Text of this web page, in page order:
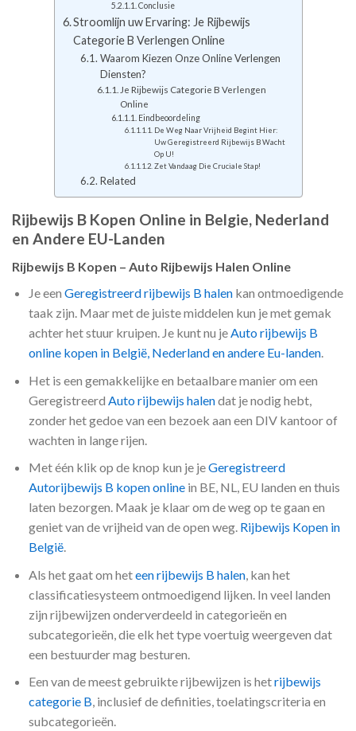
Conclusie
Stroomlijn uw Ervaring: Je Rijbewijs
Categorie B Verlengen Online
Waarom Kiezen Onze Online Verlengen
Diensten?
Je Rijbewijs Categorie B Verlengen
Online
Eindbeoordeling
De Weg Naar Vrijheid Begint Hier:
Uw Geregistreerd Rijbewijs B Wacht
Op U!
Zet Vandaag Die Cruciale Stap!
Related
Rijbewijs B Kopen Online in Belgie, Nederland
en Andere EU-Landen
Rijbewijs B Kopen – Auto Rijbewijs Halen Online
Je een Geregistreerd rijbewijs B halenkan ontmoedigende
taak zijn. Maar met de juiste middelen kun je met gemak
achter het stuur kruipen. Je kunt nu jeAuto rijbewijs B
online kopen in België, Nederland en andere Eu-landen.
Het is een gemakkelijke en betaalbare manier om een
Geregistreerd Auto rijbewijs halendat je nodig hebt,
zonder het gedoe van een bezoek aan een DIV kantoor of
wachten in lange rijen.
Met één klik op de knop kun je jeGeregistreerd
Autorijbewijs B kopen onlinein BE, NL, EU landen en thuis
laten bezorgen. Maak je klaar om de weg op te gaan en
geniet van de vrijheid van de open weg. Rijbewijs Kopen in
België.
Als het gaat om heteen rijbewijs B halen, kan het
classificatiesysteem ontmoedigend lijken. In veel landen
zijn rijbewijzen onderverdeeld in categorieën en
subcategorieën, die elk het type voertuig weergeven dat
een bestuurder mag besturen.
Een van de meest gebruikte rijbewijzen is hetrijbewijs
categorie B, inclusief de definities, toelatingscriteria en
subcategorieën.